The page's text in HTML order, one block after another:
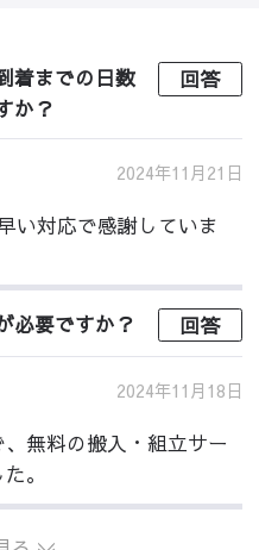
着までの日数
か？
回答
2024年11月21日
い対応で感謝していま
必要ですか？ 回答
2024年11月18日
無料の搬入・組立サー
。